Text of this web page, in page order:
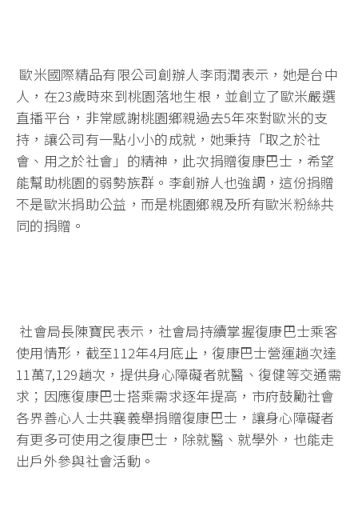
歐米國際精品有限公司創辦人李雨潤表示，她是台中
人，在23歲時來到桃園落地生根，並創立了歐米嚴選
直播平台，非常感謝桃園鄉親過去5年來對歐米的支
持，讓公司有一點小小的成就，她秉持「取之於社
會、用之於社會」的精神，此次捐贈復康巴士，希望
能幫助桃園的弱勢族群。李創辦人也強調，這份捐贈
不是歐米捐助公益，而是桃園鄉親及所有歐米粉絲共
同的捐贈。
社會局長陳寶民表示，社會局持續掌握復康巴士乘客
使用情形，截至112年4月底止，復康巴士營運趟次達
11萬7,129趟次，提供身心障礙者就醫、復健等交通需
求；因應復康巴士搭乘需求逐年提高，市府鼓勵社會
各界善心人士共襄義舉捐贈復康巴士，讓身心障礙者
有更多可使用之復康巴士，除就醫、就學外，也能走
出戶外參與社會活動。